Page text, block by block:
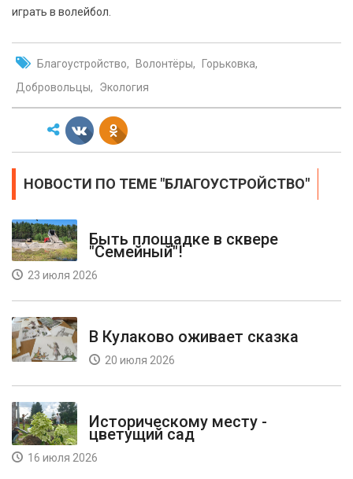
играть в волейбол.
Благоустройство Волонтёры
Горьковка
Добровольцы
Экология
НОВОСТИ ПО ТЕМЕ "БЛАГОУСТРОЙСТВО"
Быть площадке в сквере
"Семейный"!
23 июля 2026
В Кулаково оживает сказка
20 июля 2026
Историческому месту -
цветущий сад
16 июля 2026